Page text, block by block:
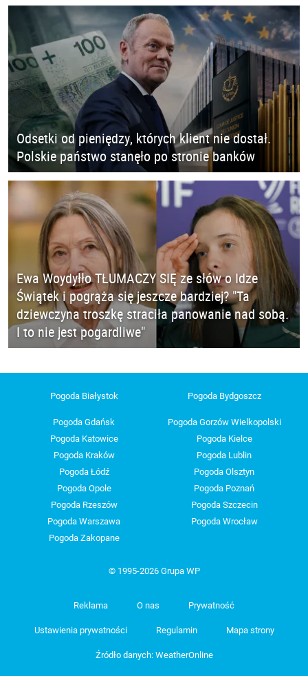
Odsetki od pieniędzy, których klient nie dostał.
Polskie państwo stanęło po stronie banków
Ewa Woydyłło TŁUMACZY SIĘ ze słów o Idze
Świątek i pogrąża się jeszcze bardziej? "Ta
dziewczyna troszkę straciła panowanie nad sobą.
I to nie jest pogardliwe"
Pogoda Białystok Pogoda Bydgoszcz
Pogoda Gdańsk
Pogoda Gorzów Wielkopolski
Pogoda Katowice
Pogoda Kielce
Pogoda Kraków
Pogoda Lublin
Pogoda Łódź
Pogoda Olsztyn
Pogoda Opole
Pogoda Poznań
Pogoda Rzeszów
Pogoda Szczecin
Pogoda Warszawa
Pogoda Wrocław
Pogoda Zakopane
© 1995-2026 Grupa WP
Reklama O nas Prywatność
Ustawienia prywatności Regulamin Mapa strony
Źródło danych: WeatherOnline